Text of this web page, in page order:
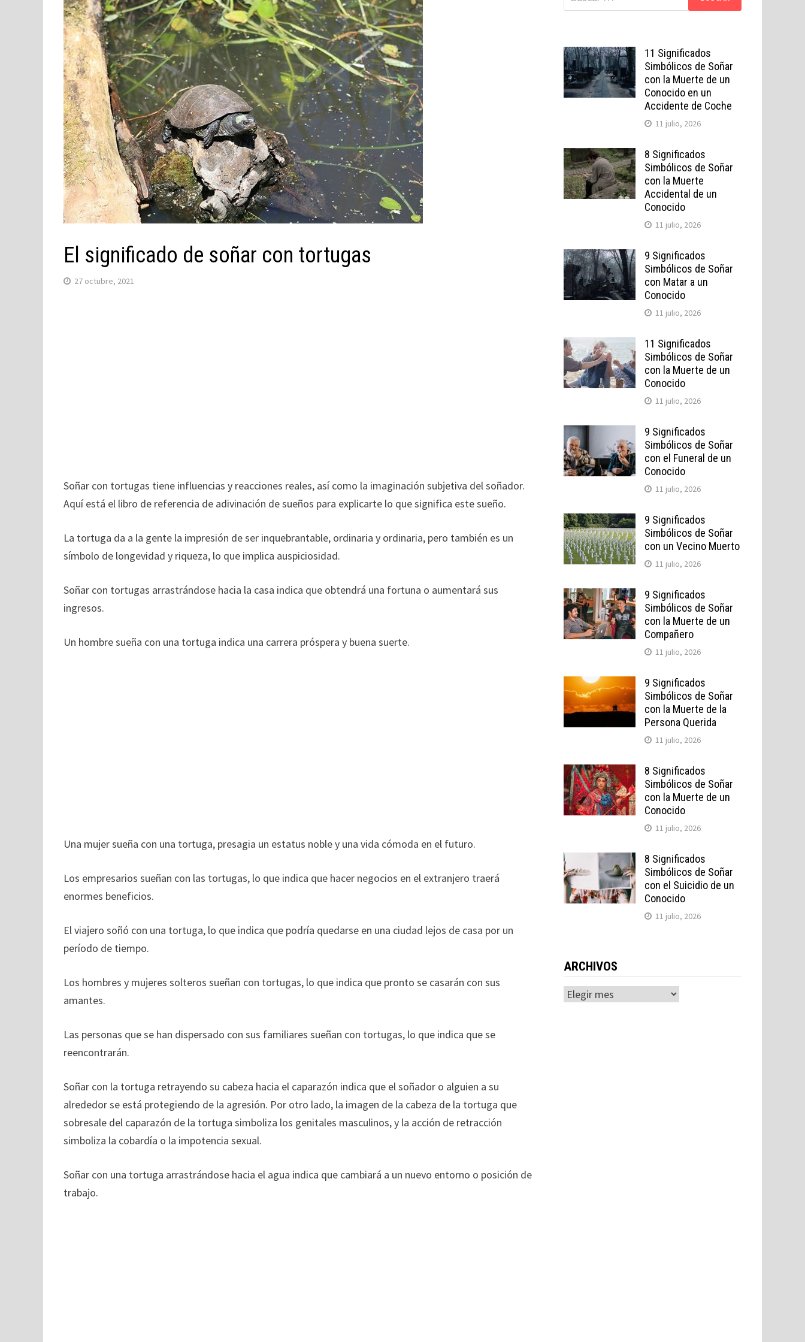
El significado de soñar con tortugas
27 octubre, 2021
Soñar con tortugas tiene influencias y reacciones reales, así como la imaginación subjetiva del soñador.
Aquí está el libro de referencia de adivinación de sueños para explicarte lo que significa este sueño.
La tortuga da a la gente la impresión de ser inquebrantable, ordinaria y ordinaria, pero también es un
símbolo de longevidad y riqueza, lo que implica auspiciosidad.
Soñar con tortugas arrastrándose hacia la casa indica que obtendrá una fortuna o aumentará sus
ingresos.
Un hombre sueña con una tortuga indica una carrera próspera y buena suerte.
Una mujer sueña con una tortuga, presagia un estatus noble y una vida cómoda en el futuro.
Los empresarios sueñan con las tortugas, lo que indica que hacer negocios en el extranjero traerá
enormes beneficios.
El viajero soñó con una tortuga, lo que indica que podría quedarse en una ciudad lejos de casa por un
período de tiempo.
Los hombres y mujeres solteros sueñan con tortugas, lo que indica que pronto se casarán con sus
amantes.
Las personas que se han dispersado con sus familiares sueñan con tortugas, lo que indica que se
reencontrarán.
Soñar con la tortuga retrayendo su cabeza hacia el caparazón indica que el soñador o alguien a su
alrededor se está protegiendo de la agresión. Por otro lado, la imagen de la cabeza de la tortuga que
sobresale del caparazón de la tortuga simboliza los genitales masculinos, y la acción de retracción
simboliza la cobardía o la impotencia sexual.
Soñar con una tortuga arrastrándose hacia el agua indica que cambiará a un nuevo entorno o posición de
trabajo.
11 Significados
Simbólicos de Soñar
con la Muerte de un
Conocido en un
Accidente de Coche
11 julio, 2026
8 Significados
Simbólicos de Soñar
con la Muerte
Accidental de un
Conocido
11 julio, 2026
9 Significados
Simbólicos de Soñar
con Matar a un
Conocido
11 julio, 2026
11 Significados
Simbólicos de Soñar
con la Muerte de un
Conocido
11 julio, 2026
9 Significados
Simbólicos de Soñar
con el Funeral de un
Conocido
11 julio, 2026
9 Significados
Simbólicos de Soñar
con un Vecino Muerto
11 julio, 2026
9 Significados
Simbólicos de Soñar
con la Muerte de un
Compañero
11 julio, 2026
9 Significados
Simbólicos de Soñar
con la Muerte de la
Persona Querida
11 julio, 2026
8 Significados
Simbólicos de Soñar
con la Muerte de un
Conocido
11 julio, 2026
8 Significados
Simbólicos de Soñar
con el Suicidio de un
Conocido
11 julio, 2026
ARCHIVOS
Archivos